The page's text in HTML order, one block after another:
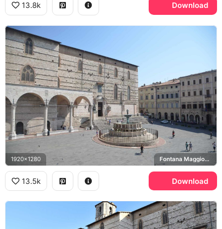
13.8k Download
1920x1280 Fontana Maggiore, Piazza IV Novembre, Cattedrale di San Lorenzo
13.5k Download